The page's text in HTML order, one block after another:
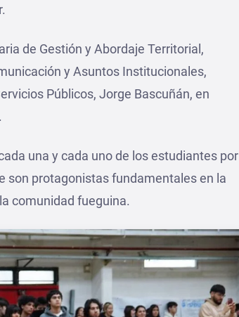
de Gestión y Abordaje Territorial,
y Asuntos Institucionales,
Públicos, Jorge Bascuñán, en
una y cada uno de los estudiantes por
son protagonistas fundamentales en la
comunidad fueguina.